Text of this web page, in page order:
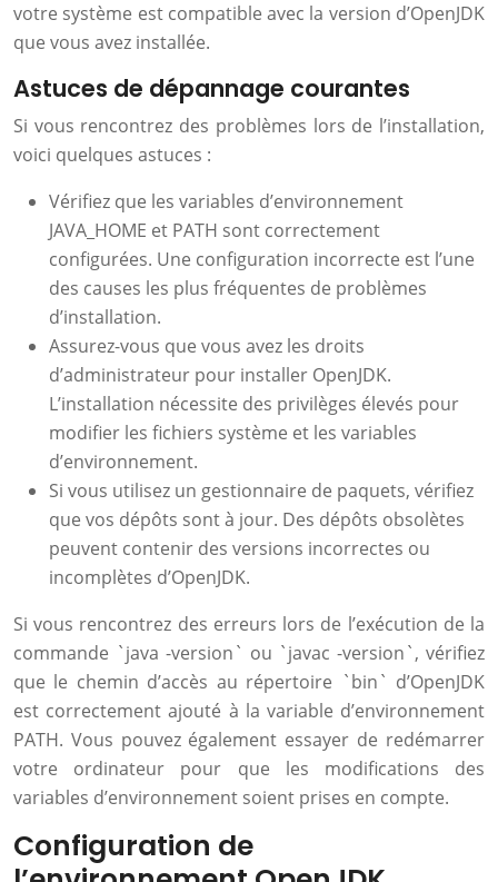
votre système est compatible avec la version d’OpenJDK
que vous avez installée.
Astuces de dépannage courantes
Si vous rencontrez des problèmes lors de l’installation,
voici quelques astuces :
Vérifiez que les variables d’environnement
JAVA_HOME et PATH sont correctement
configurées. Une configuration incorrecte est l’une
des causes les plus fréquentes de problèmes
d’installation.
Assurez-vous que vous avez les droits
d’administrateur pour installer OpenJDK.
L’installation nécessite des privilèges élevés pour
modifier les fichiers système et les variables
d’environnement.
Si vous utilisez un gestionnaire de paquets, vérifiez
que vos dépôts sont à jour. Des dépôts obsolètes
peuvent contenir des versions incorrectes ou
incomplètes d’OpenJDK.
Si vous rencontrez des erreurs lors de l’exécution de la
commande `java -version` ou `javac -version`, vérifiez
que le chemin d’accès au répertoire `bin` d’OpenJDK
est correctement ajouté à la variable d’environnement
PATH. Vous pouvez également essayer de redémarrer
votre ordinateur pour que les modifications des
variables d’environnement soient prises en compte.
Configuration de